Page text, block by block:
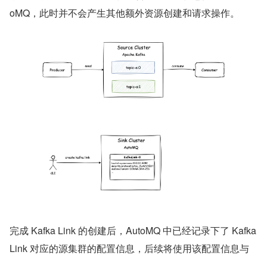
oMQ，此时并不会产生其他额外资源创建和请求操作。
完成 Kafka Link 的创建后，AutoMQ 中已经记录下了 Kafka
Link 对应的源集群的配置信息，后续将使用该配置信息与